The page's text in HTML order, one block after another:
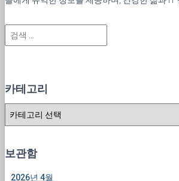
검
색
카테고리
리
보관함
2026년 4월